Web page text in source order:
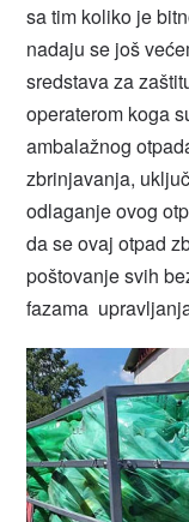
sa tim koliko je
nadaju se još
sredstava za
operaterom koga
ambalažnog
zbrinjavanja,
odlaganje ovog
da se ovaj otpad
poštovanje svih
fazama